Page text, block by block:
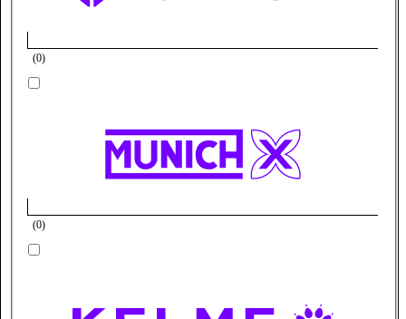
(0)
(0)